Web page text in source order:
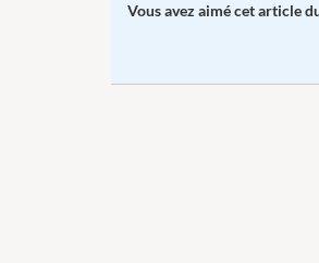
Vous avez aimé cet article